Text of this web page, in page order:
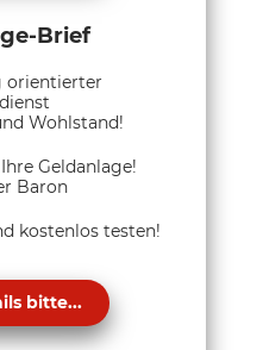
Brief
orientierter
Wohlstand!
Geldanlage!
Baron
kostenlos testen!
bitte...